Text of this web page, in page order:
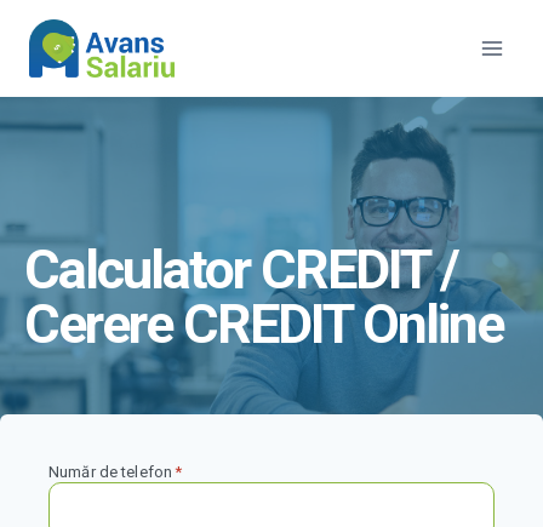
content
Calculator CREDIT/
Cerere CREDIT Online
Număr de telefon *